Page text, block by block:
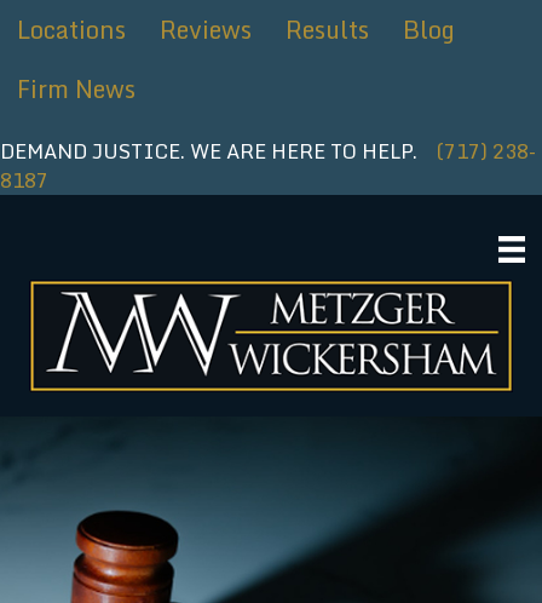
Locations Reviews Results
Blog
Firm News
DEMAND JUSTICE. WE ARE HERE TO HELP. (717) 238-
8187